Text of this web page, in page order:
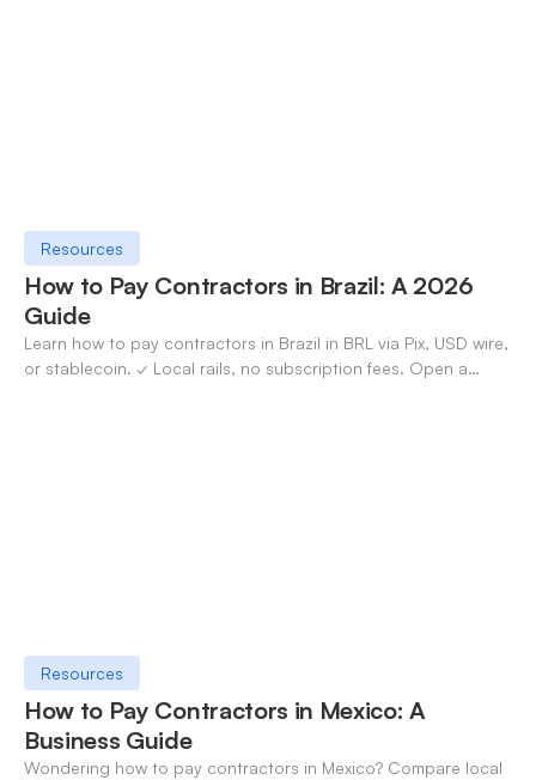
Resources
How to Pay Contractors in Brazil: A 2026
Guide
Learn how to pay contractors in Brazil in BRL via Pix, USD wire,
or stablecoin. ✓ Local rails, no subscription fees. Open a
Resources
How to Pay Contractors in Mexico: A
Business Guide
Wondering how to pay contractors in Mexico? Compare local